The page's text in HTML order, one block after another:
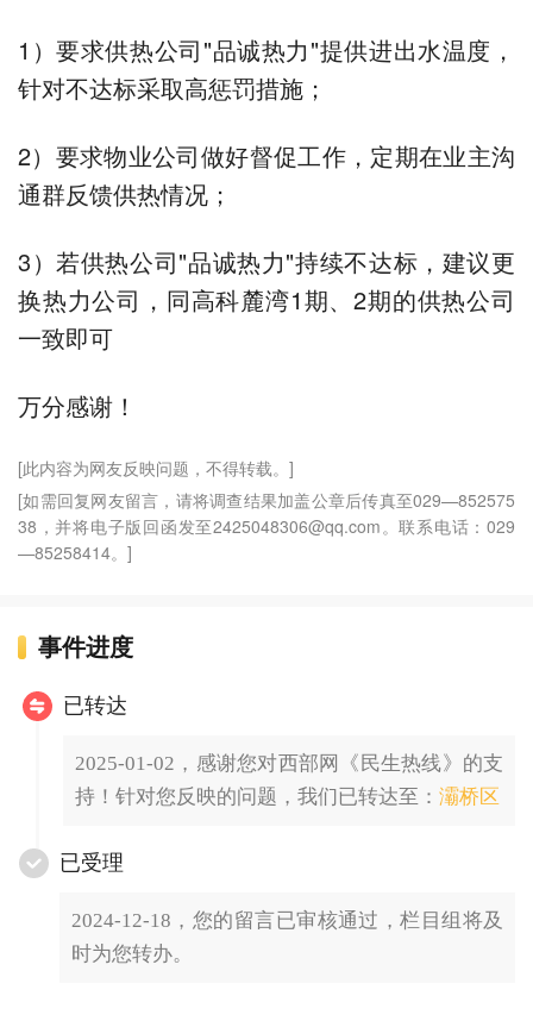
1）要求供热公司"品诚热力"提供进出水温度，
针对不达标采取高惩罚措施；
2）要求物业公司做好督促工作，定期在业主沟
通群反馈供热情况；
3）若供热公司"品诚热力"持续不达标，建议更
换热力公司，同高科麓湾1期、2期的供热公司
一致即可
万分感谢！
[此内容为网友反映问题，不得转载。]
[如需回复网友留言，请将调查结果加盖公章后传真至029—852575
38，并将电子版回函发至2425048306@qq.com。联系电话：029
—85258414。]
事件进度
已转达
2025-01-02，感谢您对西部网《民生热线》的支
持！针对您反映的问题，我们已转达至： 灞桥区
已受理
2024-12-18，您的留言已审核通过，栏目组将及
时为您转办。